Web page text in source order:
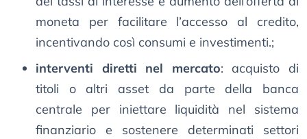
moneta per facilitare l’accesso al credito,
incentivando così consumi e investimenti.;
interventi diretti nel mercato: acquisto di
titoli o altri asset da parte della banca
centrale per iniettare liquidità nel sistema
finanziario e sostenere determinati settori